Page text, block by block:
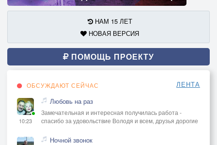
НАМ 15 ЛЕТ
НОВАЯ ВЕРСИЯ
ПОМОЩЬ ПРОЕКТУ
ОБСУЖДАЮТ СЕЙЧАС ЛЕНТА
10:23
Любовь на раз
Замечательная и интересная получилась работа -
спасибо за удовольствие Володя и всем, друзья дорогие
Ночной звонок